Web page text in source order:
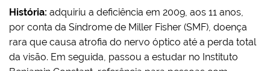
História: adquiriu a deficiência em 2009, aos 11 anos,
por conta da Síndrome de Miller Fisher (SMF), doença
rara que causa atrofia do nervo óptico até a perda total
da visão. Em seguida, passou a estudar no Instituto